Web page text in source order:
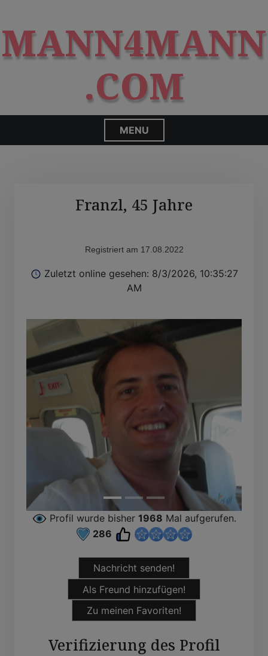
i
p
o
c
n
t
MANN4MANN
.COM
MENU
Franzl, 45 Jahre
Registriert am 17.08.2022
Zuletzt online gesehen: 8/3/2026, 10:35:27
AM
Profil wurde bisher 1968 Mal aufgerufen.
286
Nachricht senden!
Als Freund hinzufügen!
Zu meinen Favoriten!
Verifizierung des Profil